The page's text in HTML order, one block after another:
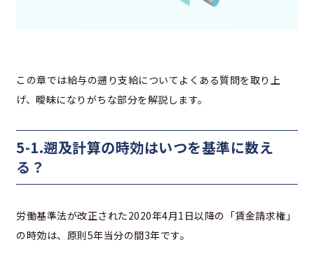
この章では給与の遡り支給についてよくある質問を取り上
げ、曖昧になりがちな部分を解説します。
5-1.遡及計算の時効はいつを基準に数え
る？
労働基準法が改正された2020年4月1日以降の「賃金請求権」
の時効は、原則5年当分の間3年です。